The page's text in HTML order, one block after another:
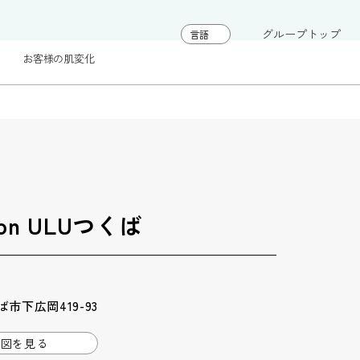
グループトップ
お客様の肌変化
ULUつくば
市下広岡419-93
を見る